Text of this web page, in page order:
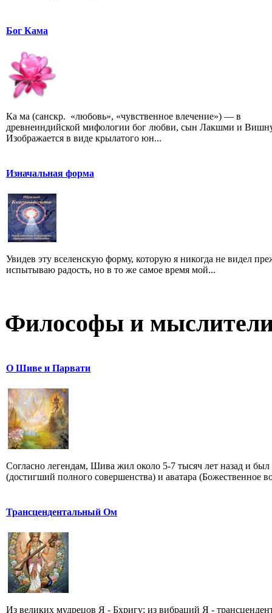
Бог Кама
Ка ма (санскр. «любовь», «чувственное влечение») — в
древнеиндийской мифологии бог любви, сын Лакшми и
Изображается в виде крылатого юн...
Изначальная форма
Увидев эту вселенскую форму, которую я никогда не видел
испытываю радость, но в то же самое время мой...
Философы и
О Шиве и Парвати
Согласно легендам, Шива жил около 5-7 тысяч лет назад и
(достигший полного совершенства) и аватара (Божественное
Трансцендентальный Ом
Из великих мудрецов Я - Бхригу; из вибраций Я -